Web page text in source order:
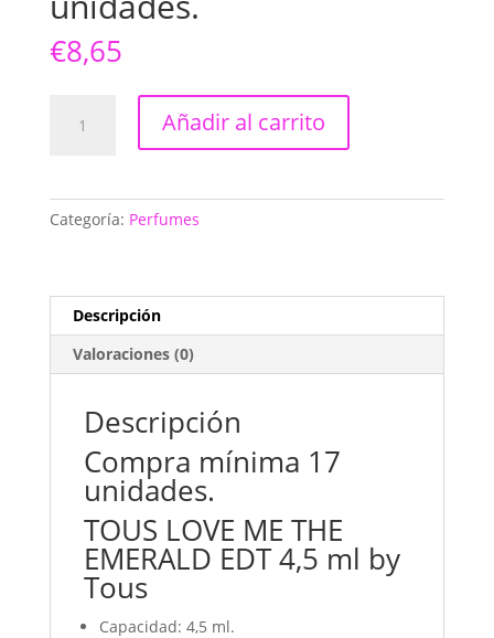
€8,65
EMERALD
unidades.
cantidad
Añadir al carrito
Categoría: Perfumes
Descripción
Valoraciones (0)
Descripción
Compra mínima 17
unidades.
TOUS LOVE ME THE
EMERALD EDT 4,5 ml by
Tous
Capacidad: 4,5 ml.